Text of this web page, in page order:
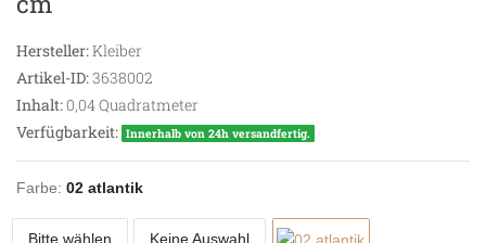
Hersteller:Kleiber
Artikel-ID:3638002
Inhalt:0,04Quadratmeter
Verfügbarkeit: Innerhalb von 24h versandfertig.
Farbe: 02 atlantik
Bitte wählen Keine Auswahl